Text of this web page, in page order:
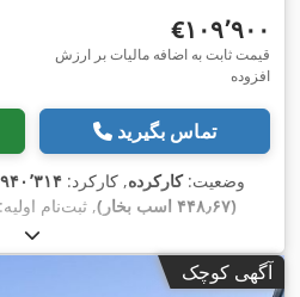
‎€۱۰۹٬۹۰۰
قیمت ثابت به اضافه مالیات بر ارزش
افزوده
تماس بگیرید
وضعیت:کارکرده, کارکرد: ۹۴۰٬۳۱۴ کیلومتر
(۴۴۸٫۶۷ اسب بخار)
, ثبت‌نام اولیه:
, نوع چرخ‌دنده:
دیگر, ترمزها:رتاردر, سال
مطبوع, مناسب برای آگهی کوچک